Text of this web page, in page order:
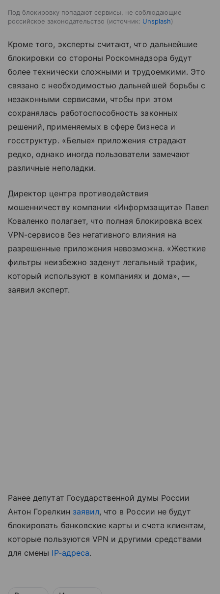
Под блокировку попадают сервисы, не соблюдающие
российское законодательство
источник: Unsplash
Кроме того, эксперты считают, что дальнейшие
блокировки со стороны Роскомнадзора будут
более технически сложными и трудоемкими. Это
связано с необходимостью дальнейшей борьбы с
незаконными сервисами, чтобы при этом
сохранялась работоспособность законных
решений, применяемых в сфере бизнеса и
госструктур. «Белые» приложения страдают
редко, однако иногда пользователи замечают
различные неполадки.
Директор центра противодействия
мошенничеству компании «Информзащита» Павел
Коваленко полагает, что полная блокировка всех
VPN-сервисов без негативного влияния на
разрешенные приложения невозможна. «Жесткие
фильтры неизбежно заденут легальный трафик,
который используют в компаниях и дома», —
заявил эксперт.
Ранее депутат Государственной думы России
Антон Горелкин заявил, что в России не будут
блокировать банковские карты и счета клиентам,
которые пользуются VPN и другими средствами
для смены IP-адреса.